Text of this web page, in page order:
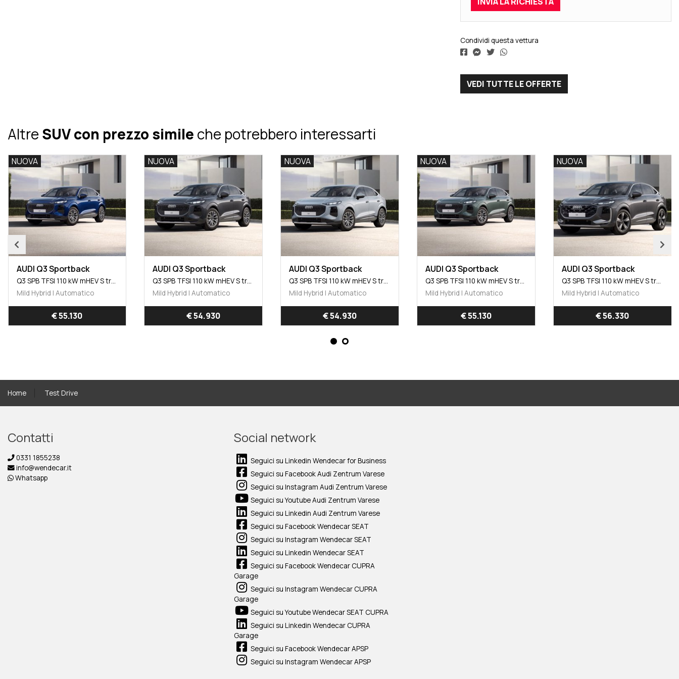
Condividi questa vettura
VEDI TUTTE LE OFFERTE
AltreSUV con prezzo simile che potrebbero interessarti
NUOVA
AUDI Q3 Sportback
Q3 SPB TFSI 110 kW mHEV S tronic Business Advanced
Mild Hybrid | Automatico
€ 55.130
NUOVA
AUDI Q3 Sportback
Q3 SPB TFSI 110 kW mHEV S tronic Business Advanced
Mild Hybrid | Automatico
€ 54.930
NUOVA
AUDI Q3 Sportback
Q3 SPB TFSI 110 kW mHEV S tronic Business Advanced
Mild Hybrid | Automatico
€ 54.930
NUOVA
AUDI Q3 Sportback
Q3 SPB TFSI 110 kW mHEV S tronic Business Advanced
Mild Hybrid | Automatico
€ 55.130
NUOVA
AUDI Q3 Sportback
Q3 SPB TFSI 110 kW mHEV S tronic S Line edition
Mild Hybrid | Automatico
€ 56.330
Home Test Drive
Contatti
0331 1855238
info@wendecar.it
Whatsapp
Social network
Seguici su Linkedin Wendecar for Business
Seguici su Facebook Audi Zentrum Varese
Seguici su Instagram Audi Zentrum Varese
Seguici su Youtube Audi Zentrum Varese
Seguici su Linkedin Audi Zentrum Varese
Seguici su Facebook Wendecar SEAT
Seguici su Instagram Wendecar SEAT
Seguici su Linkedin Wendecar SEAT
Seguici su Facebook Wendecar CUPRA
Garage
Seguici su Instagram Wendecar CUPRA
Garage
Seguici su Youtube Wendecar SEAT CUPRA
Seguici su Linkedin Wendecar CUPRA
Garage
Seguici su Facebook Wendecar APSP
Seguici su Instagram Wendecar APSP